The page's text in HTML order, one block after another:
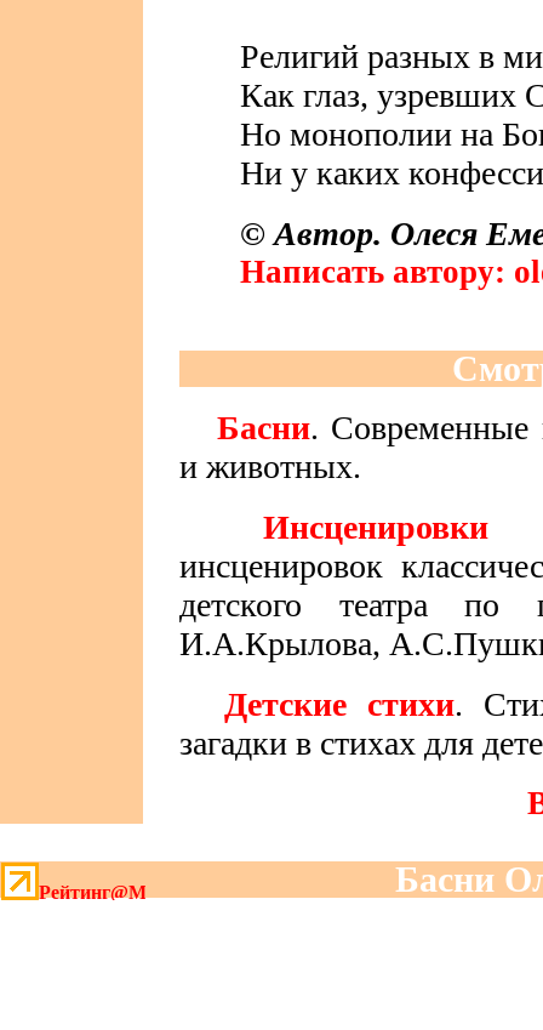
Религий разных в
Как глаз, узревших
Но монополии на
Ни у каких
© Автор. Олеся
Написать автору:
Басни. Современные
и животных.
Инсценировки
инсценировок
детского театра по
И.А.Крылова,
Детские стихи.
загадки в стихах для
Басни